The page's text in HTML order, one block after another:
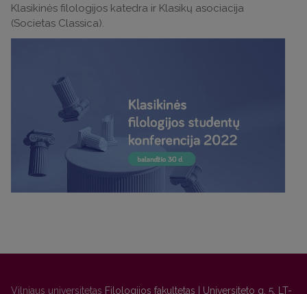
Klasikinės filologijos katedra ir Klasikų asociacija
(Societas Classica).
Vilniaus universitetas Filologijos fakultetas | Universiteto g. 5, LT-